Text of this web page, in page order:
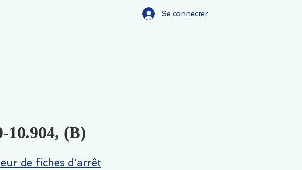
Se connecter
10.904, (B)
de fiches d'arrêt